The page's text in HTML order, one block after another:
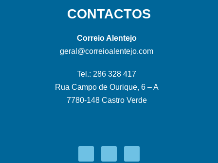
CONTACTOS
Correio Alentejo
geral@correioalentejo.com
Tel.: 286 328 417
Rua Campo de Ourique, 6 – A
7780-148 Castro Verde